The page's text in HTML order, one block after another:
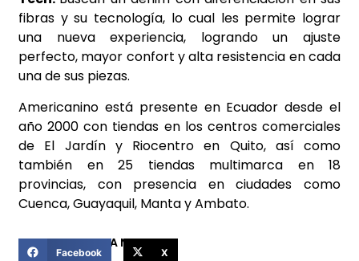
fibras y su tecnología, lo cual les permite lograr
una nueva experiencia, logrando un ajuste
perfecto, mayor confort y alta resistencia en cada
una de sus piezas.
Americanino está presente en Ecuador desde el
año 2000 con tiendas en los centros comerciales
de El Jardín y Riocentro en Quito, así como
también en 25 tiendas multimarca en 18
provincias, con presencia en ciudades como
Cuenca, Guayaquil, Manta y Ambato.
COMPARTIR ESTA NOTICIA
Facebook X